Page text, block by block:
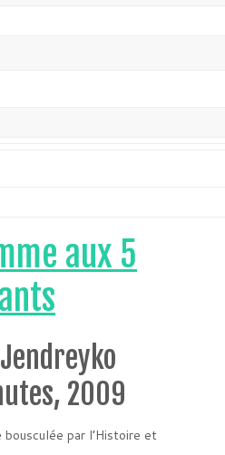
aux 5
2009
bousculée par l’Histoire et